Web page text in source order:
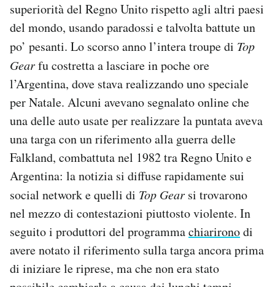
superiorità del Regno Unito rispetto agli altri paesi
del mondo, usando paradossi e talvolta battute un
po’ pesanti. Lo scorso anno l’intera troupe di Top
Gearfu costretta a lasciare in poche ore
l’Argentina, dove stava realizzando uno speciale
per Natale. Alcuni avevano segnalato online che
una delle auto usate per realizzare la puntata aveva
una targa con un riferimento alla guerra delle
Falkland, combattuta nel 1982 tra Regno Unito e
Argentina: la notizia si diffuse rapidamente sui
social network e quelli di Top Gear si trovarono
nel mezzo di contestazioni piuttosto violente. In
seguito i produttori del programmachiarironodi
avere notato il riferimento sulla targa ancora prima
di iniziare le riprese, ma che non era stato